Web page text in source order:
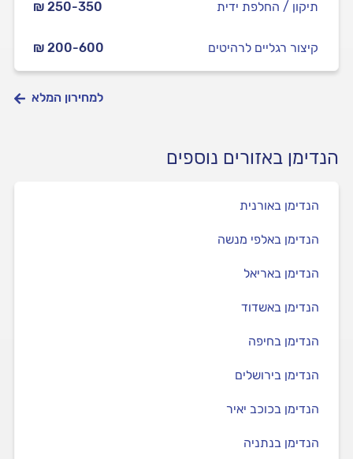
₪ 250-350 תיקון / החלפת ידית
₪ 200-600 קיצור רגליים לרהיטים
למחירון המלא
הנדימן באזורים נוספים
הנדימן באורנית
הנדימן באלפי מנשה
הנדימן באריאל
הנדימן באשדוד
הנדימן בחיפה
הנדימן בירושלים
הנדימן בכוכב יאיר
הנדימן בנתניה